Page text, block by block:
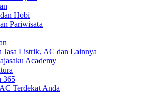
Hobi
Pariwisata
Jasa Listrik, AC dan Lainnya
Academy
365
Terdekat Anda